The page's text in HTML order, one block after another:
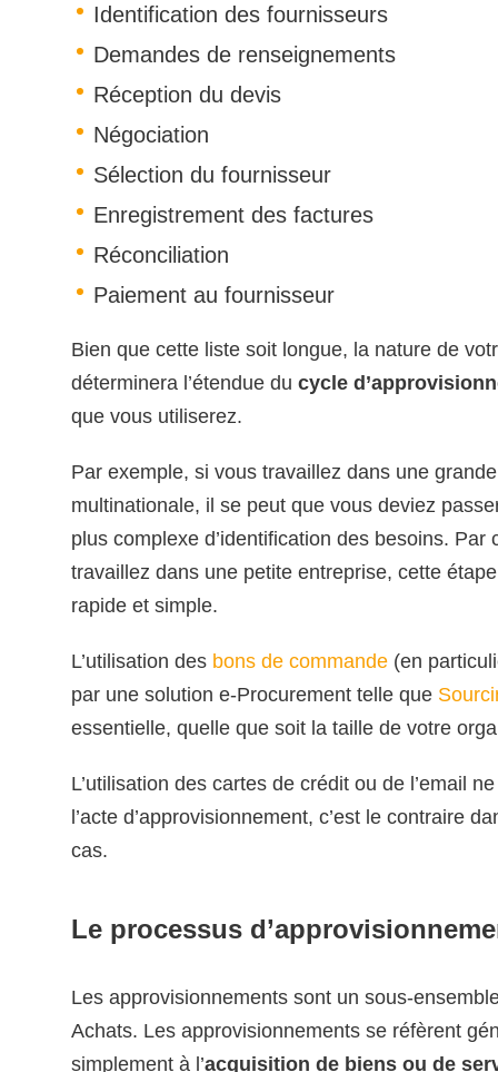
Identification des fournisseurs
Demandes de renseignements
Réception du devis
Négociation
Sélection du fournisseur
Enregistrement des factures
Réconciliation
Paiement au fournisseur
Bien que cette liste soit longue, la nature de
déterminera l’étendue du cycle
que vous utiliserez.
Par exemple, si vous travaillez dans une
multinationale, il se peut que vous deviez
plus complexe d’identification des besoins. Par
travaillez dans une petite entreprise, cette
rapide et simple.
L’utilisation des bons de commande (en
par une solution e-Procurement telle que
essentielle, quelle que soit la taille de votre
L’utilisation des cartes de crédit ou de l’email
l’acte d’approvisionnement, c’est le contraire
cas.
Le processus
Les approvisionnements sont un sous-
Achats. Les approvisionnements se réfèrent
simplement à l’acquisition de biens ou de